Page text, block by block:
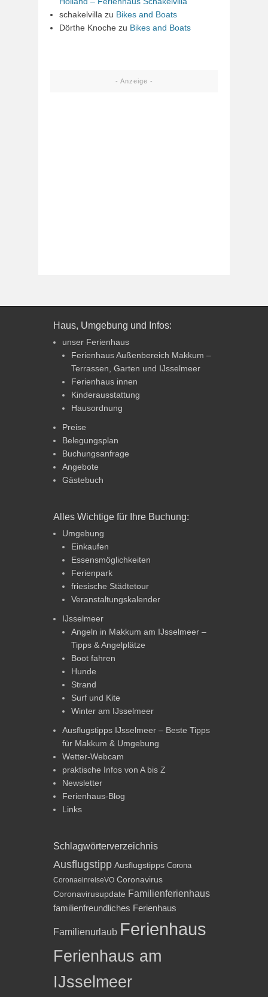
schakelvilla zu Bikes and Boats
Dörthe Knoche zu Bikes and Boats
- Anzeige -
Haus, Umgebung und Infos:
unser Ferienhaus
Ferienhaus Außenbereich Makkum –
Terrassen, Garten und IJsselmeer
Ferienhaus innen
Kinderausstattung
Hausordnung
Preise
Belegungsplan
Buchungsanfrage
Angebote
Gästebuch
Alles Wichtige für Ihre Buchung:
Umgebung
Einkaufen
Essensmöglichkeiten
Ferienpark
friesische Städtetour
Veranstaltungskalender
IJsselmeer
Angeln in Makkum am IJsselmeer –
Tipps & Angelplätze
Boot fahren
Hunde
Strand
Surf und Kite
Winter am IJsselmeer
Ausflugstipps IJsselmeer – Beste Tipps
für Makkum & Umgebung
Wetter-Webcam
praktische Infos von A bis Z
Newsletter
Ferienhaus-Blog
Links
Schlagwörterverzeichnis
Ausflugstipp Ausflugstipps Corona
CoronaeinreiseVO Coronavirus
Coronavirusupdate Familienferienhaus
familienfreundliches Ferienhaus
Familienurlaub Ferienhaus
Ferienhaus am
IJsselmeer